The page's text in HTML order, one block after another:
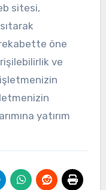
sitesi,
öne
ve
yatırım